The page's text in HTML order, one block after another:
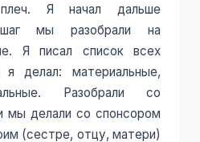
Я начал дальше
мы разобрали на
Я писал список всех
делал: материальные,
Разобрали со
мы делали со спонсором
(сестре, отцу, матери)